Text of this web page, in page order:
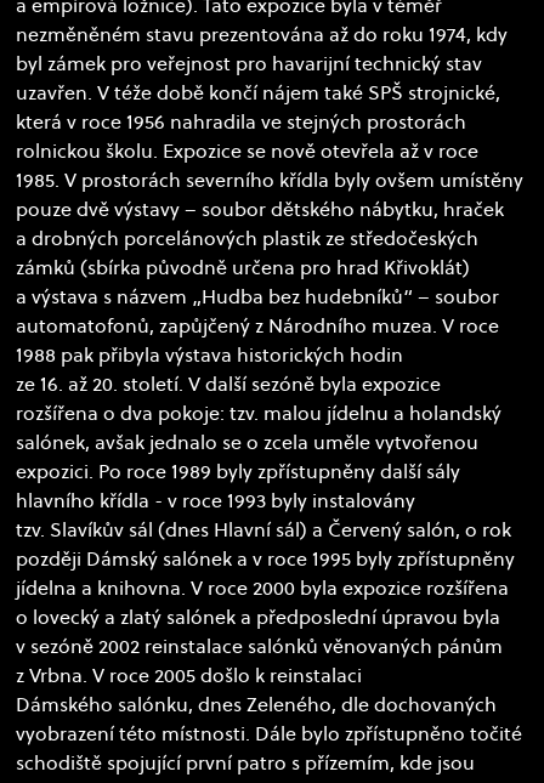
nezměněném stavu prezentována až do roku 1974, kdy
byl zámek pro veřejnost pro havarijní technický stav
uzavřen. V téže době končí nájem také SPŠ strojnické,
která v roce 1956 nahradila ve stejných prostorách
rolnickou školu. Expozice se nově otevřela až v roce
1985. V prostorách severního křídla byly ovšem umístěny
pouze dvě výstavy – soubor dětského nábytku, hraček
a drobných porcelánových plastik ze středočeských
zámků (sbírka původně určena pro hrad Křivoklát)
a výstava s názvem „Hudba bez hudebníků“ – soubor
automatofonů, zapůjčený z Národního muzea. V roce
1988 pak přibyla výstava historických hodin
ze 16. až 20. století. V další sezóně byla expozice
rozšířena o dva pokoje: tzv. malou jídelnu a holandský
salónek, avšak jednalo se o zcela uměle vytvořenou
expozici. Po roce 1989 byly zpřístupněny další sály
hlavního křídla - v roce 1993 byly instalovány
tzv. Slavíkův sál (dnes Hlavní sál) a Červený salón, o rok
později Dámský salónek a v roce 1995 byly zpřístupněny
jídelna a knihovna. V roce 2000 byla expozice rozšířena
o lovecký a zlatý salónek a předposlední úpravou byla
v sezóně 2002 reinstalace salónků věnovaných pánům
z Vrbna. V roce 2005 došlo k reinstalaci
Dámského salónku, dnes Zeleného, dle dochovaných
vyobrazení této místnosti. Dále bylo zpřístupněno točité
schodiště spojující první patro s přízemím, kde jsou